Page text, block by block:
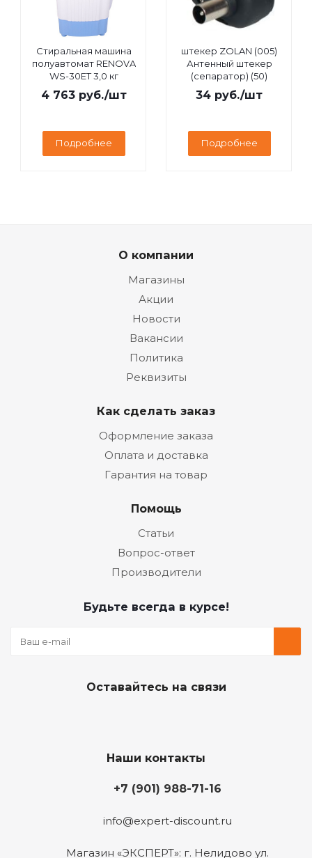
Стиральная машина
полуавтомат RENOVA
WS-30ET 3,0 кг
4 763руб./шт
Подробнее
штекер ZOLAN (005)
Антенный штекер
(сепаратор) (50)
34 руб./шт
Подробнее
О компании
Магазины
Акции
Новости
Вакансии
Политика
Реквизиты
Как сделать заказ
Оформление заказа
Оплата и доставка
Гарантия на товар
Помощь
Статьи
Вопрос-ответ
Производители
Будьте всегда в курсе!
Оставайтесь на связи
Наши контакты
+7 (901) 988-71-16
info@expert-discount.ru
Магазин «ЭКСПЕРТ»: г. Нелидово ул.